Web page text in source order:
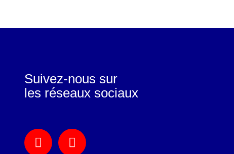
Suivez-nous sur
les réseaux sociaux